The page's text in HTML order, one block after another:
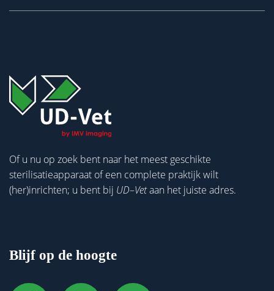
Of u nu op zoek bent naar het meest geschikte
sterilisatieapparaat of een complete praktijk wilt
(her)inrichten; u bent bij UD–Vetaan het juiste adres.
Blijf op de hoogte